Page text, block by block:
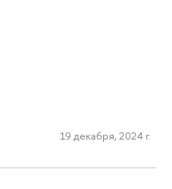
19 декабря, 2024 г.